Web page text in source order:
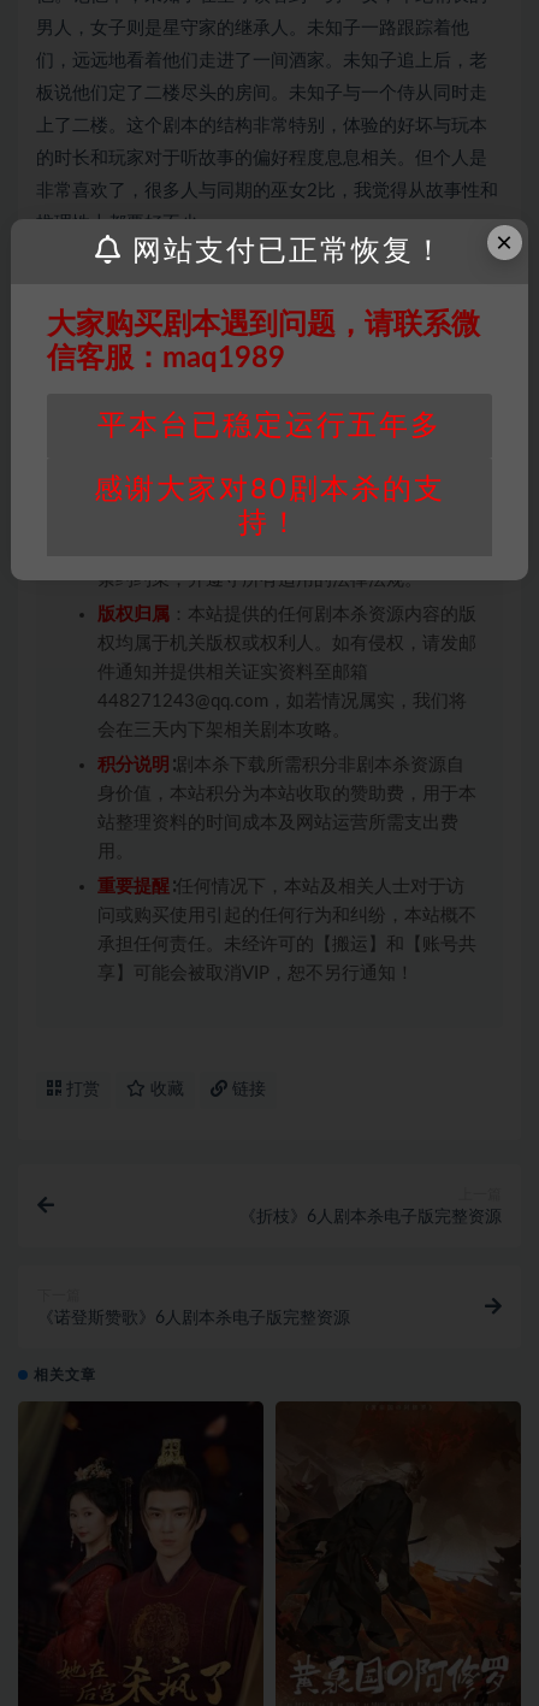
男人，女子则是星守家的继承人。未知子一路跟踪着他
们，远远地看着他们走进了一间酒家。未知子追上后，老
板说他们定了二楼尽头的房间。未知子与一个侍从同时走
上了二楼。这个剧本的结构非常特别，体验的好坏与玩本
的时长和玩家对于听故事的偏好程度息息相关。但个人是
非常喜欢了，很多人与同期的巫女2比，我觉得从故事性和
推理性上都要好不少。
因百度网盘限制，链接有失效的风险，如遇到无
器→点此下载←
投稿+个人整理而来，仅供学习研究使用，请勿
用于商业用途!任何人访问、浏览本站，购买或
条约约束，并遵守所有适用的法律法规。
版权归属 ：本站提供的任何剧本杀资源内容的版
权均属于机关版权或权利人。如有侵权，请发邮
件通知并提供相关证实资料至邮箱
448271243@qq.com，如若情况属实，我们将
会在三天内下架相关剧本攻略。
积分说明 ∶剧本杀下载所需积分非剧本杀资源自
身价值，本站积分为本站收取的赞助费，用于本
站整理资料的时间成本及网站运营所需支出费
用。
重要提醒 ∶任何情况下，本站及相关人士对于访
问或购买使用引起的任何行为和纠纷，本站概不
承担任何责任。未经许可的【搬运】和【账号共
享】可能会被取消VIP，恕不另行通知！
打赏 收藏 链接
《折枝》6人剧本杀电子版完整资源
《诺登斯赞歌》6人剧本杀电子版完整资源
相关文章
×
网站支付已正常恢复！
大家购买剧本遇到问题，请联系微
信客服：maq1989
平本台已稳定运行五年多
感谢大家对80剧本杀的支
持！